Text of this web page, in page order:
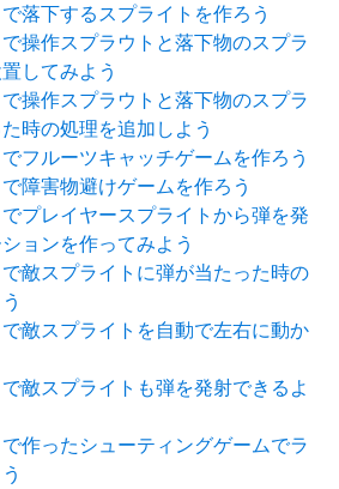
落下するスプライトを作ろう
操作スプラウトと落下物のスプラ
してみよう
操作スプラウトと落下物のスプラ
時の処理を追加しよう
フルーツキャッチゲームを作ろう
障害物避けゲームを作ろう
プレイヤースプライトから弾を発
ョンを作ってみよう
敵スプライトに弾が当たった時の
敵スプライトを自動で左右に動か
敵スプライトも弾を発射できるよ
作ったシューティングゲームでラ